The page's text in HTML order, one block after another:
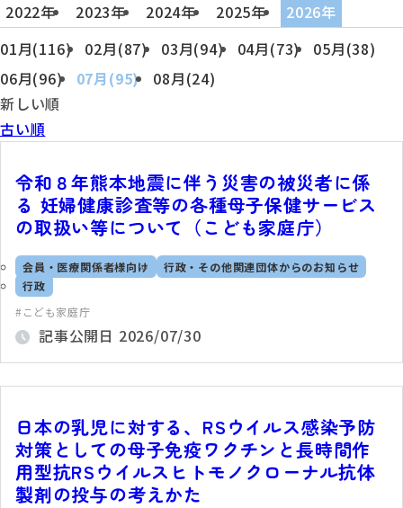
2022年
2023年 2024年 2025年
2026年
01月(116)
02月(87) 03月(94) 04月(73)
05月(38)
06月(96)
07月(95)
08月(24)
新しい順
古い順
令和８年熊本地震に伴う災害の被災者に係
る 妊婦健康診査等の各種母子保健サービス
の取扱い等について（こども家庭庁）
会員・医療関係者様向け
行政・その他関連団体からのお知らせ
行政
こども家庭庁
記事公開日 2026/07/30
日本の乳児に対する、RSウイルス感染予防
対策としての母子免疫ワクチンと長時間作
用型抗RSウイルスヒトモノクローナル抗体
製剤の投与の考えかた